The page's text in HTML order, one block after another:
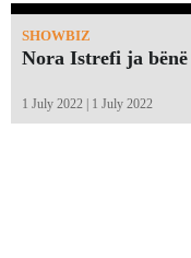
SHOWBIZ
Nora Istrefi ja bënë
1 July 2022 | 1 July 2022